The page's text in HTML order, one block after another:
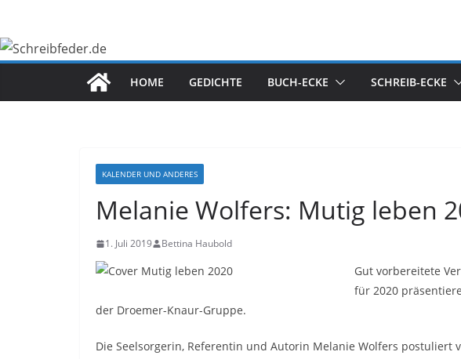
springen
HOME GEDICHTE BUCH-ECKE SCHREIB-ECKE
KALENDER UND ANDERES
Melanie Wolfers: Mutig leben
1. Juli 2019 Bettina Haubold
Gut vorbereitete
für 2020
der Droemer-Knaur-Gruppe.
Die Seelsorgerin, Referentin und Autorin Melanie Wolfers postuliert